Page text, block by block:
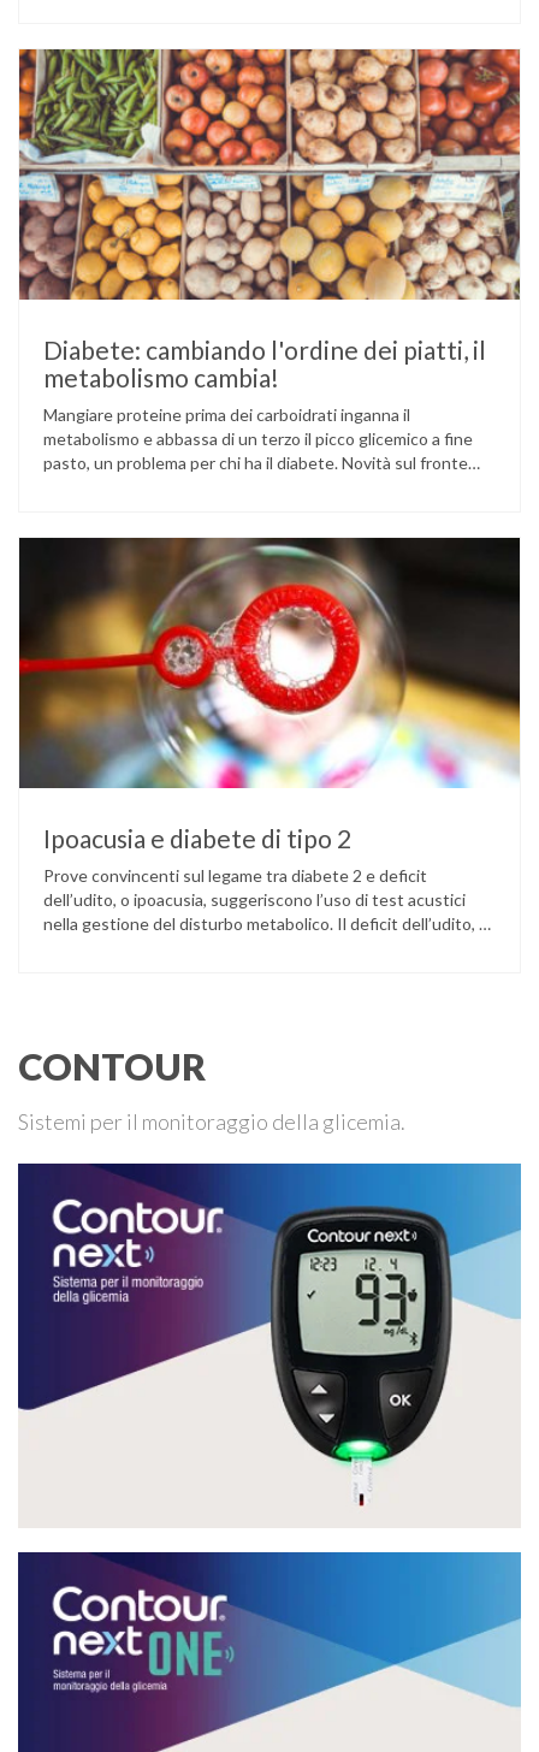
utilizzati per la preparazione di numerosi piatti, ma …
Diabete: cambiando l'ordine dei piatti, il
metabolismo cambia!
Mangiare proteine prima dei carboidrati inganna il
metabolismo e abbassa di un terzo il picco glicemico a fine
pasto, un problema per chi ha il diabete. Novità sul fronte
come ingannare il metabolismo ed evitare che gli zuccheri …
Ipoacusia e diabete di tipo 2
Prove convincenti sul legame tra diabete 2 e deficit
dell’udito, o ipoacusia, suggeriscono l’uso di test acustici
nella gestione del disturbo metabolico. Il deficit dell’udito, o
CONTOUR
Sistemi per il monitoraggio della glicemia.